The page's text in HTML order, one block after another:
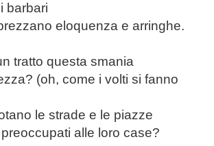
barbari
eloquenza e arringhe.
tratto questa smania
(oh, come i volti si fanno
le strade e le piazze
alle loro case?